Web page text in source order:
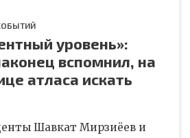
уровень»:
вспомнил, на
атласа искать
Шавкат Мирзиёев и